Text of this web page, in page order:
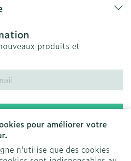
pour améliorer votre
n'utilise que des cookies
produits et
vous vous abonnez à notre
politique de confidentialité